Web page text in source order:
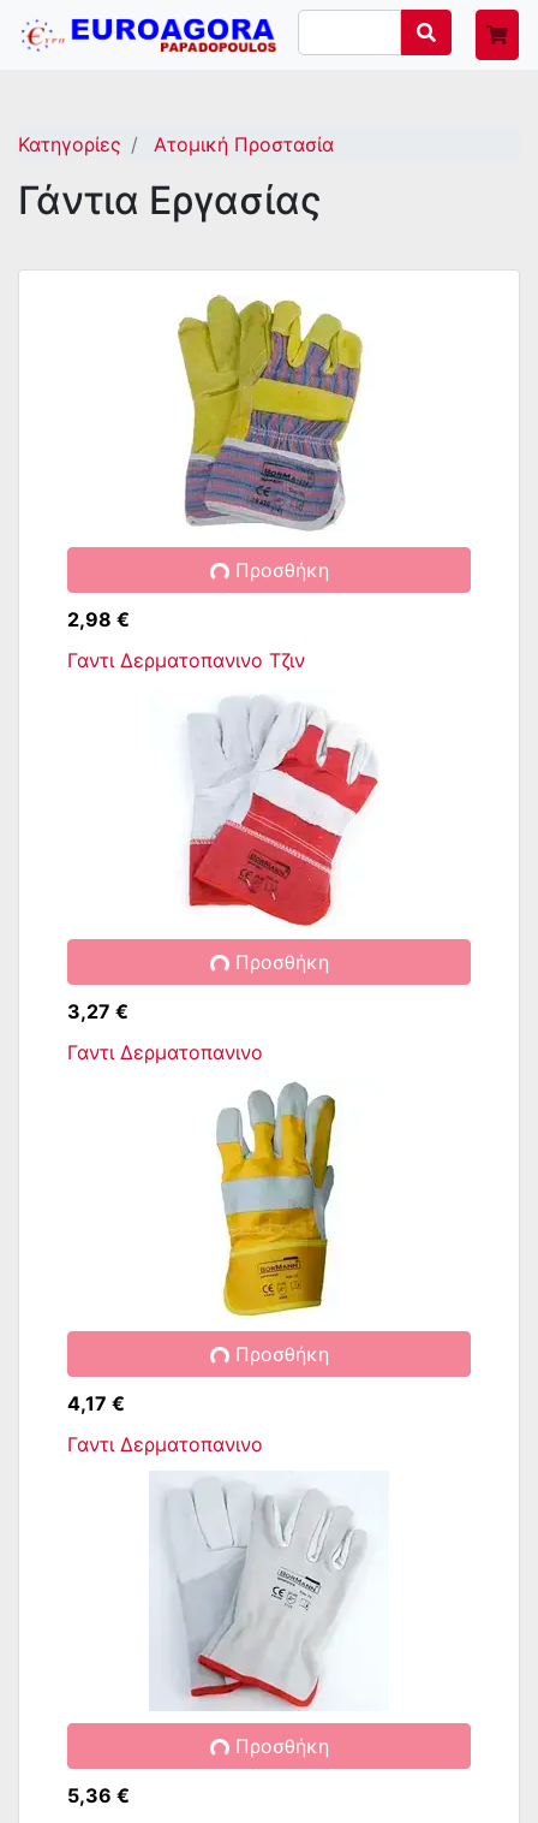
Κατηγορίες Ατομική Προστασία
Γάντια Εργασίας
Προσθήκη
2,98 €
Γαντι Δερματοπανινο Τζιν
Προσθήκη
3,27 €
Γαντι Δερματοπανινο
Προσθήκη
4,17 €
Γαντι Δερματοπανινο
Προσθήκη
5,36 €